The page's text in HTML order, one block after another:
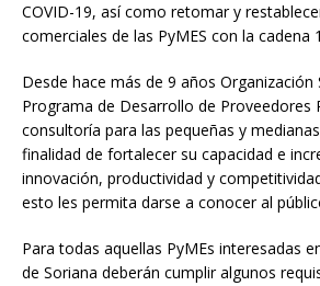
COVID-19, así como retomar y
comerciales de las PyMES con la cadena
Desde hace más de 9 años Organización
Programa de Desarrollo de Proveedores
consultoría para las pequeñas y
finalidad de fortalecer su capacidad e
innovación, productividad y
esto les permita darse a conocer al
Para todas aquellas PyMEs interesadas
de Soriana deberán cumplir algunos